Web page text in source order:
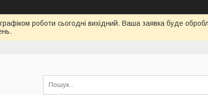
роботи сьогодні вихідний. Ваша заявка буде